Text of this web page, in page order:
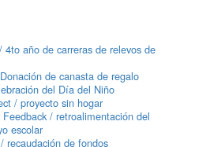
año de carreras de relevos de
de canasta de regalo
del Día del Niño
/ proyecto sin hogar
/ retroalimentación del
escolar
recaudación de fondos